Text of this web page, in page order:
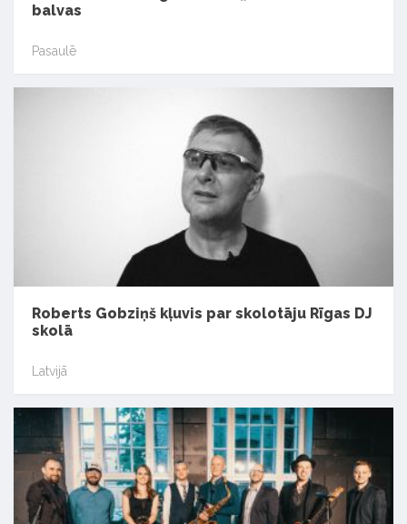
balvas
Pasaulē
Roberts Gobziņš kļuvis par skolotāju Rīgas DJ
skolā
Latvijā